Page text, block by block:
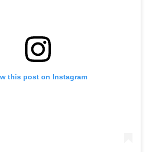
this post on Instagram